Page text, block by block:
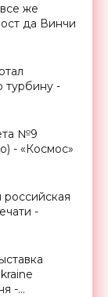
же
да Винчи
турбину -
№9
- «Космос»
-
-